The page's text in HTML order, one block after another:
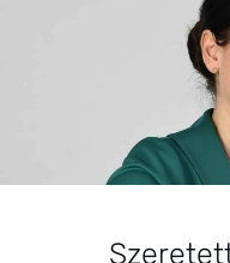
férfiak
E-mail cím*